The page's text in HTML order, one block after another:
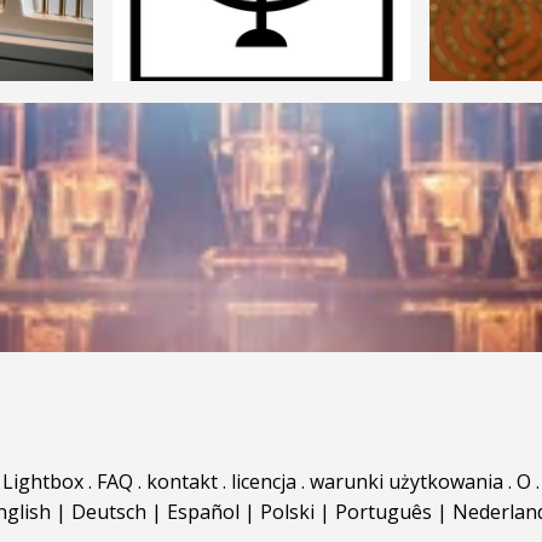
Lightbox. FAQ . kontakt. licencja . warunki użytkowania . O .
| Deutsch | Español | Polski | Português |